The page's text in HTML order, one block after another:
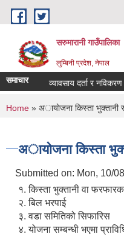
Skip to main content
सरुमारानी गाउँपालिका
लुम्बिनी प्रदेश, नेपाल
समाचार व्यावसाय दर्ता र
You are here
Home » अायाेजना किस्ता भुक्तानी
अायाेजना किस्ता
Submitted on: Mon, 10/
१. किस्ता भुक्तानी वा
२. बिल भरपाई
३. वडा समितिको सिफारिस
४. योजना सम्बन्धी भएमा